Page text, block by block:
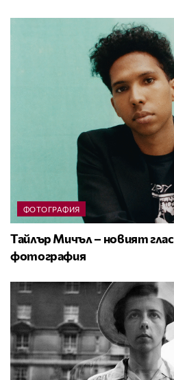
ФОТОГРАФИЯ
Тайлър Мичъл – новият
фотография